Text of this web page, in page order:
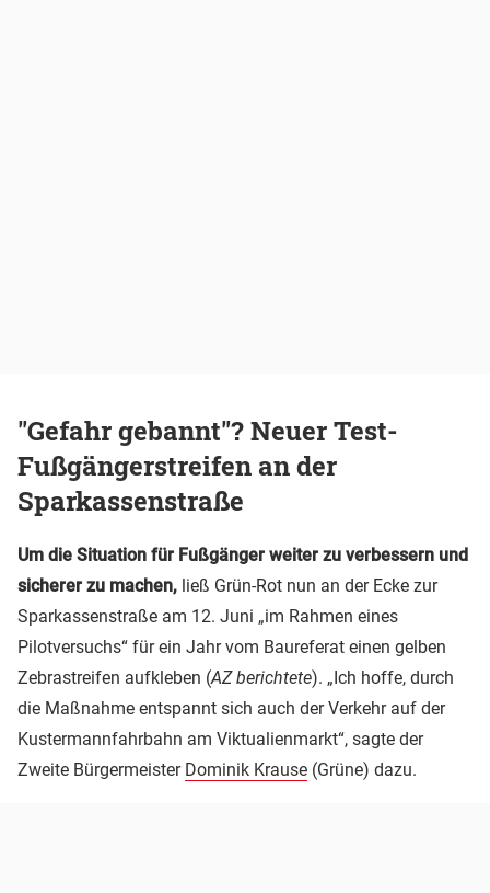
"Gefahr gebannt"? Neuer Test-
Fußgängerstreifen an der
Sparkassenstraße
Um die Situation für Fußgänger weiter zu verbessern und
sicherer zu machen, ließ Grün-Rot nun an der Ecke zur
Sparkassenstraße am 12. Juni „im Rahmen eines
Pilotversuchs“ für ein Jahr vom Baureferat einen gelben
Zebrastreifen aufkleben (AZ berichtete). „Ich hoffe, durch
die Maßnahme entspannt sich auch der Verkehr auf der
Kustermannfahrbahn am Viktualienmarkt“, sagte der
Zweite Bürgermeister Dominik Krause (Grüne) dazu.